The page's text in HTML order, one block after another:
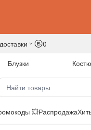
0
Блузки
💥Распродажа